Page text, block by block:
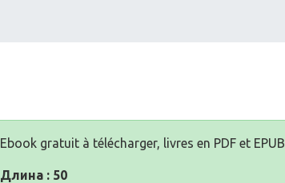
Ebook gratuit à télécharger, livres en PDF et EPUB
Длина : 50